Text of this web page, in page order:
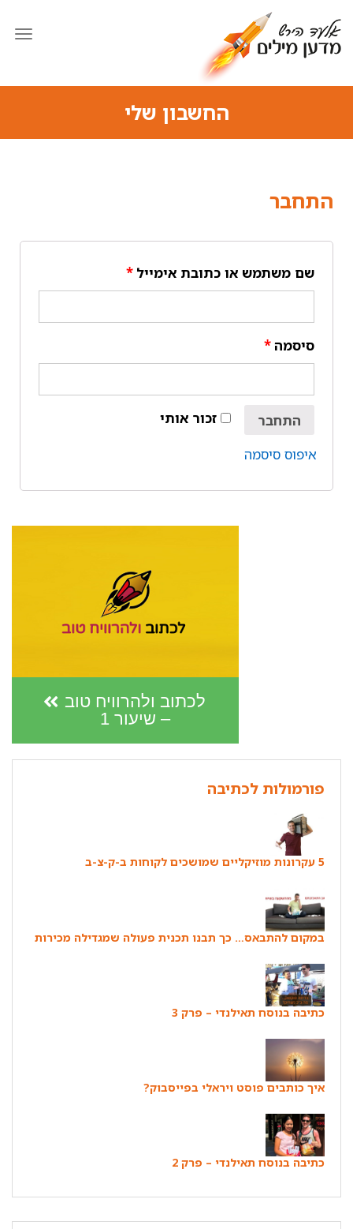
החשבון שלי
התחבר
שם משתמש או כתובת אימייל *
סיסמה*
זכור אותי
התחבר
איפוס סיסמה
לכתוב ולהרוויח טוב
– שיעור 1
פורמולות לכתיבה
5 עקרונות מוזיקליים שמושכים לקוחות ב-ק-צ-ב
במקום להתבאס… כך תבנו תכנית פעולה שמגדילה מכירות
כתיבה בנוסח תאילנדי – פרק 3
איך כותבים פוסט ויראלי בפייסבוק?
כתיבה בנוסח תאילנדי – פרק 2